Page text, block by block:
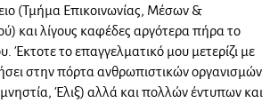
(Τμήμα Επικοινωνίας, Μέσων &
και λίγους καφέδες αργότερα πήρα το
Έκτοτε το επαγγελματικό μου μετερίζι με
στην πόρτα ανθρωπιστικών οργανισμών
Έλιξ) αλλά και πολλών έντυπων και